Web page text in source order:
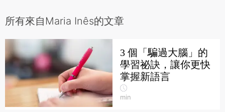
所有來自Maria Inês的文章
3 個「騙過大腦」的
學習祕訣，讓你更快
掌握新語言
min